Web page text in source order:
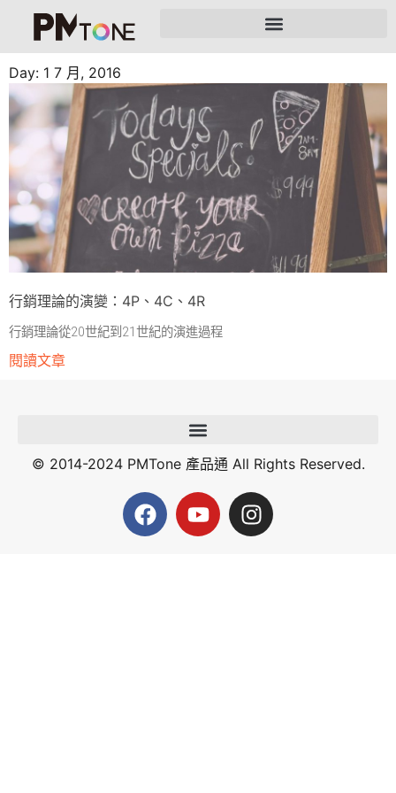
Day: 1 7 月, 2016
行銷理論的演變：4P、4C、4R
行銷理論從20世紀到21世紀的演進過程
閱讀文章
© 2014-2024 PMTone 產品通 All Rights Reserved.